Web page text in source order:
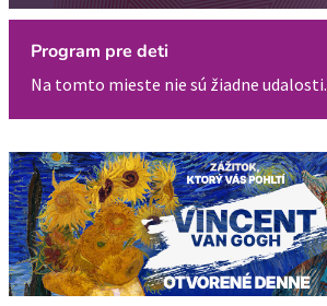
Program pre deti
Na tomto mieste nie sú žiadne udalosti.